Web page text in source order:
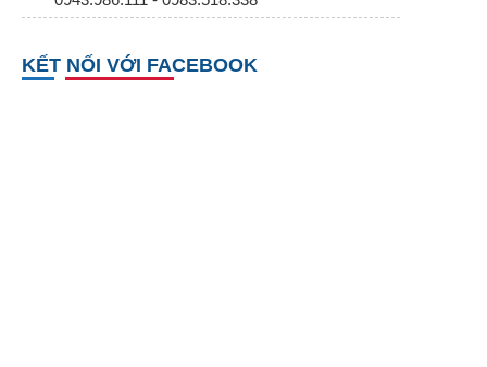
KẾT NỐI VỚI FACEBOOK